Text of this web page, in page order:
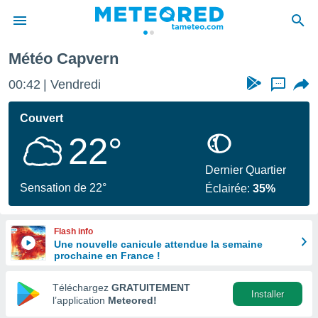
de
en
Météo Capvern
00:42 Vendredi ...
Couvert
22°
Sensation de 22°
Dernier Quartier
Éclairée:35%
Flash info
Une nouvelle canicule attendue la semaine
prochaine en France !
Téléchargez GRATUITEMENT
l’application Meteored!
Installer